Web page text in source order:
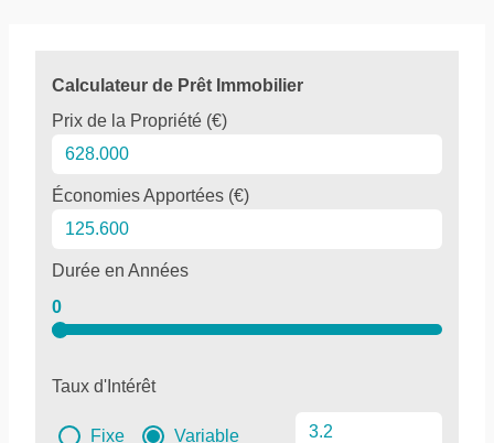
Calculateur de Prêt Immobilier
Prix de la Propriété (€)
Économies Apportées (€)
Durée en Années
0
Taux d'Intérêt
Fixe Variable